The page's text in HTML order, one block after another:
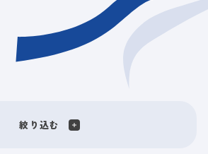
絞り込む